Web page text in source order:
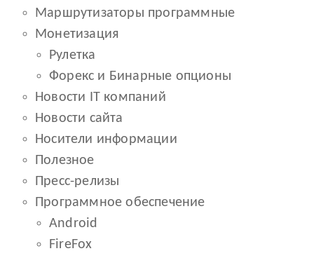
Маршрутизаторы программные
Монетизация
Рулетка
Форекс и Бинарные опционы
Новости IT компаний
Новости сайта
Носители информации
Полезное
Пресс-релизы
Программное обеспечение
Android
FireFox